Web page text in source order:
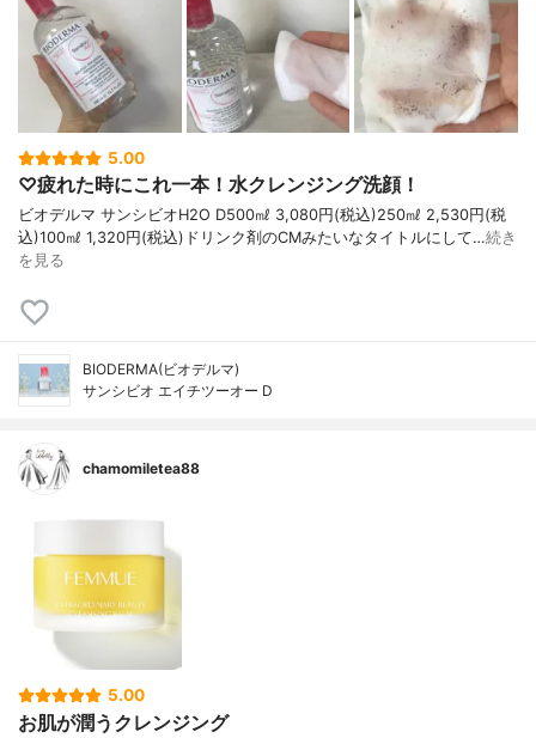
5.00
♡疲れた時にこれ一本！水クレンジング洗顔！
ビオデルマ サンシビオH2O D500㎖ 3,080円(税込)250㎖ 2,530円(税
込)100㎖ 1,320円(税込)ドリンク剤のCMみたいなタイトルにして…続き
を見る
BIODERMA(ビオデルマ)
サンシビオ エイチツーオー D
chamomiletea88
5.00
お肌が潤うクレンジング